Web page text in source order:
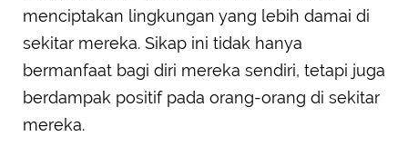
menciptakan lingkungan yang lebih damai di
sekitar mereka. Sikap ini tidak hanya
bermanfaat bagi diri mereka sendiri, tetapi juga
berdampak positif pada orang-orang di sekitar
mereka.